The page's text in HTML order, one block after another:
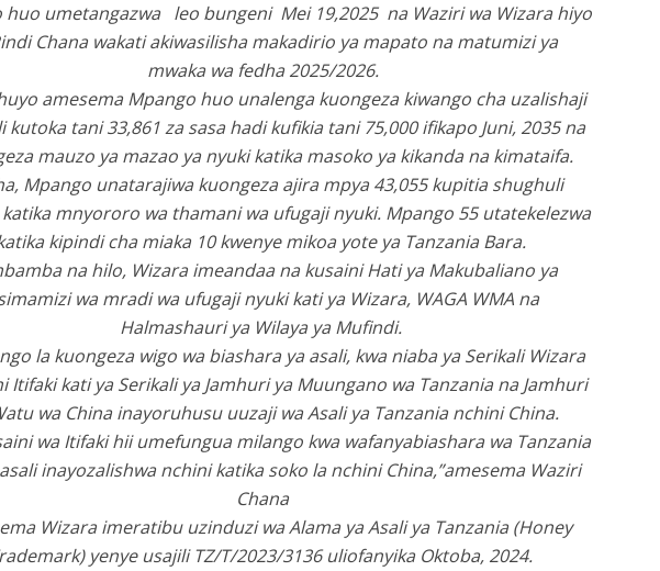
huo umetangazwa leo bungeni Mei 19,2025 na Waziri wa Wizara hiyo
Chana wakati akiwasilisha makadirio ya mapato na matumizi ya
mwaka wa fedha 2025/2026.
amesema Mpango huo unalenga kuongeza kiwango cha uzalishaji
kutoka tani 33,861 za sasa hadi kufikia tani 75,000 ifikapo Juni, 2035 na
mauzo ya mazao ya nyuki katika masoko ya kikanda na kimataifa.
Mpango unatarajiwa kuongeza ajira mpya 43,055 kupitia shughuli
mnyororo wa thamani wa ufugaji nyuki. Mpango 55 utatekelezwa
kipindi cha miaka 10 kwenye mikoa yote ya Tanzania Bara.
na hilo, Wizara imeandaa na kusaini Hati ya Makubaliano ya
wa mradi wa ufugaji nyuki kati ya Wizara, WAGA WMA na
Halmashauri ya Wilaya ya Mufindi.
la kuongeza wigo wa biashara ya asali, kwa niaba ya Serikali Wizara
Itifaki kati ya Serikali ya Jamhuri ya Muungano wa Tanzania na Jamhuri
wa China inayoruhusu uuzaji wa Asali ya Tanzania nchini China.
wa Itifaki hii umefungua milango kwa wafanyabiashara wa Tanzania
inayozalishwa nchini katika soko la nchini China,”amesema Waziri
Chana
Wizara imeratibu uzinduzi wa Alama ya Asali ya Tanzania (Honey
yenye usajili TZ/T/2023/3136 uliofanyika Oktoba, 2024.